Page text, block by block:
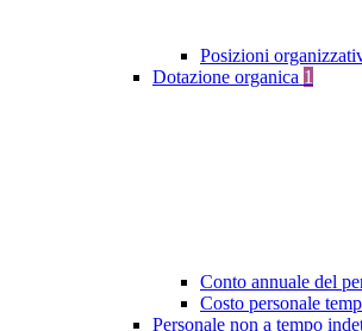
Posizioni
Dotazione organica 1
Conto annuale del
Costo personale
Personale non a tempo